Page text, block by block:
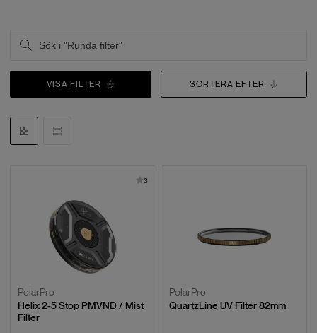
VISA FILTER SORTERA EFTER
3
PolarPro
Helix 2-5 Stop PMVND / Mist
Filter
PolarPro
QuartzLine UV Filter 82mm